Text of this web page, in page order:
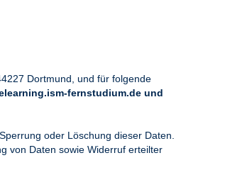
Dortmund, und für folgende
fernstudium.de und
oder Löschung dieser Daten.
von Daten sowie Widerruf erteilter